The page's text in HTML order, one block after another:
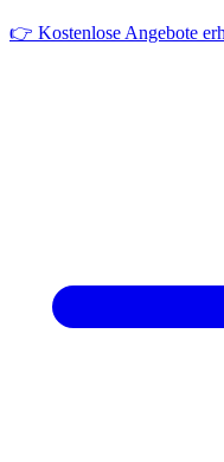
👉 Kostenlose Angebote